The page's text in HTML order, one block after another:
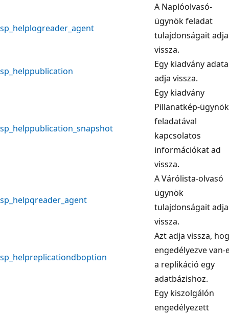
sp_helplogreader_agent
A Naplóolvasó-
ügynök feladat
tulajdonságait adja
vissza.
sp_helppublication
Egy kiadvány
adja vissza.
sp_helppublication_snapshot
Egy kiadvány
Pillanatkép-ügynök
feladatával
kapcsolatos
információkat ad
vissza.
sp_helpqreader_agent
A Várólista-olvasó
ügynök
tulajdonságait adja
vissza.
sp_helpreplicationdboption
Azt adja vissza,
engedélyezve van-
a replikáció egy
adatbázishoz.
Egy kiszolgálón
engedélyezett